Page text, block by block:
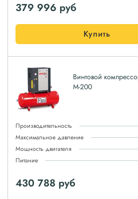
379 996 руб
Купить
Винтовой
M-200
Производительность
Максимальное давление
Мощность двигателя
Питание
430 788 руб